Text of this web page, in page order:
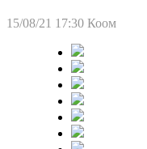
15/08/21 17:30 Коом